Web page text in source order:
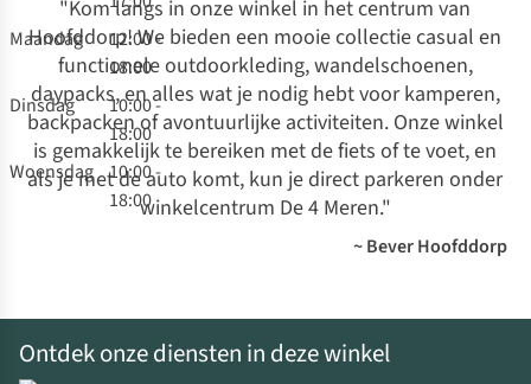
Maandag
12:00 -
18:00
Dinsdag
10:00 -
18:00
Woensdag 10:00 -
18:00
"Kom langs in onze winkel in het centrum van
Hoofddorp! We bieden een mooie collectie casual en
functionele outdoorkleding, wandelschoenen,
daypacks, en alles wat je nodig hebt voor kamperen,
backpacken of avontuurlijke activiteiten. Onze winkel
is gemakkelijk te bereiken met de fiets of te voet, en
als je met de auto komt, kun je direct parkeren onder
winkelcentrum De 4 Meren."
~ Bever Hoofddorp
Ontdek onze diensten in deze winkel